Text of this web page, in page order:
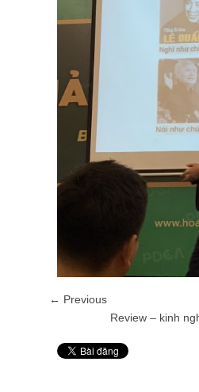
← Previous
Review – kinh